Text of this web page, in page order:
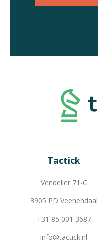
Tactick
Vendelier 71-C
3905 PD Veenendaal
+31 85 001 3687
info@tactick.nl